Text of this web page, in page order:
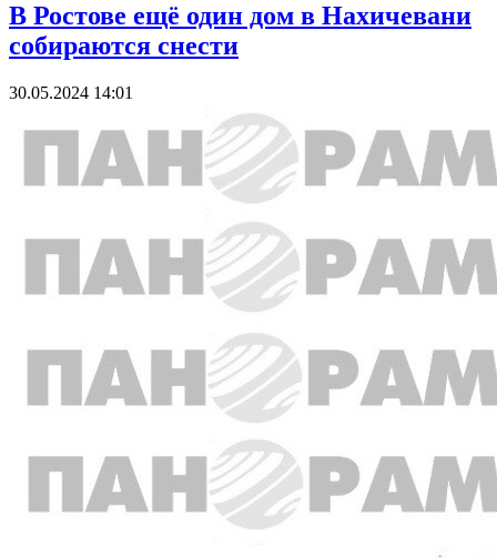
В Ростове ещё один дом в Нахичевани
собираются снести
30.05.2024 14:01